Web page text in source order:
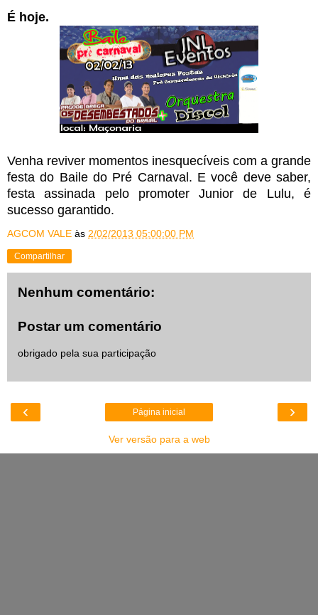
É hoje.
Venha reviver momentos inesquecíveis com a grande
festa do Baile do Pré Carnaval. E você deve saber,
festa assinada pelo promoter Junior de Lulu, é
sucesso garantido.
AGCOM VALE às 2/02/2013 05:00:00 PM
Compartilhar
Nenhum comentário:
Postar um comentário
obrigado pela sua participação
‹ ›
Página inicial
Ver versão para a web